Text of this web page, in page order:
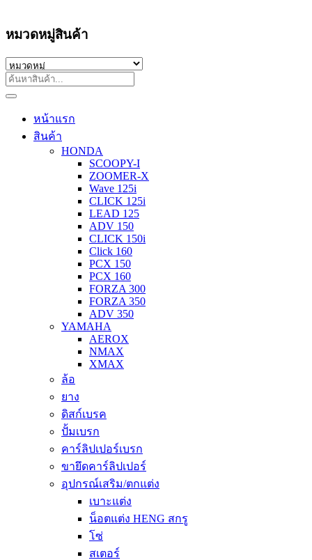
หมวดหมู่สินค้า
หน้าแรก
สินค้า
HONDA
SCOOPY-I
ZOOMER-X
Wave 125i
CLICK 125i
LEAD 125
ADV 150
CLICK 150i
Click 160
PCX 150
PCX 160
FORZA 300
FORZA 350
ADV 350
YAMAHA
AEROX
NMAX
XMAX
ล้อ
ยาง
ดิสก์เบรค
ปั้มเบรก
คาร์ลิปเปอร์เบรก
ขายึดคาร์ลิปเปอร์
อุปกรณ์เสริม/ตกแต่ง
เบาะแต่ง
น็อตแต่ง HENG สกรู
โซ่
สเตอร์